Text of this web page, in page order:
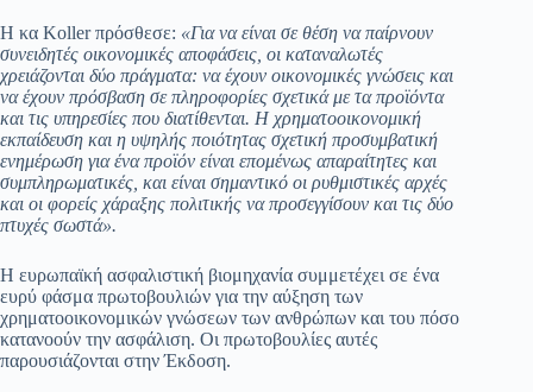
Η κα Koller πρόσθεσε: «Για να είναι σε θέση να παίρνουν
συνειδητές οικονομικές αποφάσεις, οι καταναλωτές
χρειάζονται δύο πράγματα: να έχουν οικονομικές γνώσεις και
να έχουν πρόσβαση σε πληροφορίες σχετικά με τα προϊόντα
και τις υπηρεσίες που διατίθενται. Η χρηματοοικονομική
εκπαίδευση και η υψηλής ποιότητας σχετική προσυμβατική
ενημέρωση για ένα προϊόν είναι επομένως απαραίτητες και
συμπληρωματικές, και είναι σημαντικό οι ρυθμιστικές αρχές
και οι φορείς χάραξης πολιτικής να προσεγγίσουν και τις δύο
πτυχές σωστά».
Η ευρωπαϊκή ασφαλιστική βιομηχανία συμμετέχει σε ένα
ευρύ φάσμα πρωτοβουλιών για την αύξηση των
χρηματοοικονομικών γνώσεων των ανθρώπων και του πόσο
κατανοούν την ασφάλιση. Οι πρωτοβουλίες αυτές
παρουσιάζονται στην Έκδοση.